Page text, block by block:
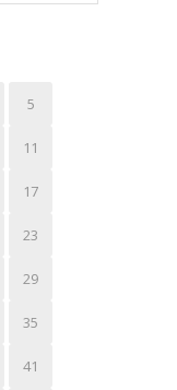
5
11
17
23
29
35
41